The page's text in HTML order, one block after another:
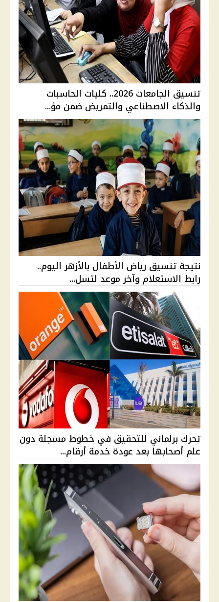
تنسيق الجامعات 2026.. كليات الحاسبات
والذكاء الاصطناعي والتمريض ضمن مؤ...
نتيجة تنسيق رياض الأطفال بالأزهر اليوم..
رابط الاستعلام وآخر موعد لتسل...
تحرك برلماني للتحقيق في خطوط مسجلة دون
علم أصحابها بعد عودة خدمة أرقام...